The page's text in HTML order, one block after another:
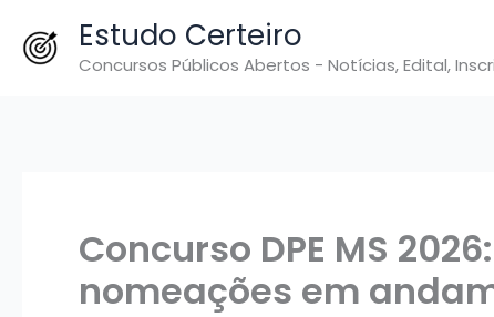
para
Estudo Certeiro
Concursos Públicos Abertos - Notícias, Edital,
Concurso DPE MS
nomeações em